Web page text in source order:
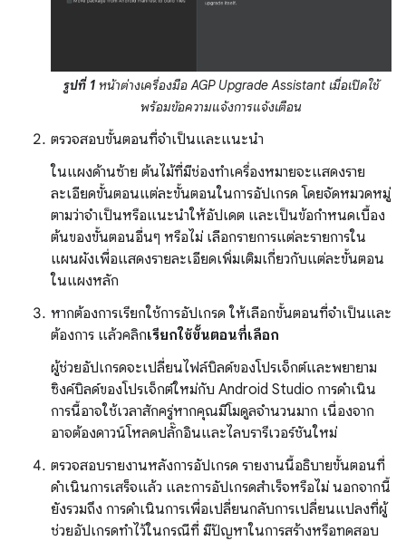
รูปที่ 1หน้าต่างเครื่องมือ AGP Upgrade Assistant เมื่อเปิดใช้
พร้อมข้อความแจ้งการแจ้งเตือน
ตรวจสอบขั้นตอนที่จำเป็นและแนะนำ
ในแผงด้านซ้าย ต้นไม้ที่มีช่องทำเครื่องหมายจะแสดงราย
ละเอียดขั้นตอนแต่ละขั้นตอนในการอัปเกรด โดยจัดหมวดหมู่
ตามว่าจำเป็นหรือแนะนำให้อัปเดต และเป็นข้อกำหนดเบื้อง
ต้นของขั้นตอนอื่นๆ หรือไม่ เลือกรายการแต่ละรายการใน
แผนผังเพื่อแสดงรายละเอียดเพิ่มเติมเกี่ยวกับแต่ละขั้นตอน
ในแผงหลัก
หากต้องการเรียกใช้การอัปเกรด ให้เลือกขั้นตอนที่จำเป็นและ
ต้องการ แล้วคลิกเรียกใช้ขั้นตอนที่เลือก
ผู้ช่วยอัปเกรดจะเปลี่ยนไฟล์บิลด์ของโปรเจ็กต์และพยายาม
ซิงค์บิลด์ของโปรเจ็กต์ใหม่กับ Android Studio การดำเนิน
การนี้อาจใช้เวลาสักครู่หากคุณมีโมดูลจำนวนมาก เนื่องจาก
อาจต้องดาวน์โหลดปลั๊กอินและไลบรารีเวอร์ชันใหม่
ตรวจสอบรายงานหลังการอัปเกรด รายงานนี้อธิบายขั้นตอนที่
ดำเนินการเสร็จแล้ว และการอัปเกรดสำเร็จหรือไม่ นอกจากนี้
ยังรวมถึง การดำเนินการเพื่อเปลี่ยนกลับการเปลี่ยนแปลงที่ผู้
ช่วยอัปเกรดทำไว้ในกรณีที่ มีปัญหาในการสร้างหรือทดสอบ